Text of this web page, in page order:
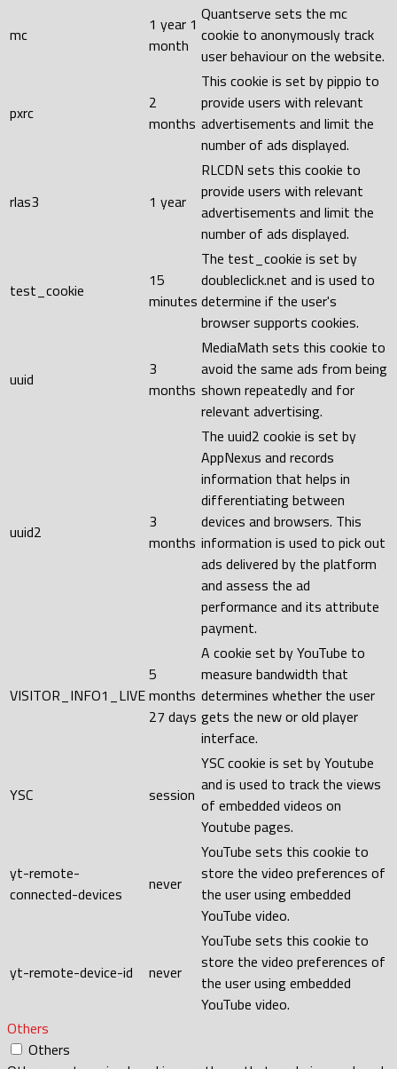
mc
1 year 1
month
Quantserve sets the mc
cookie to anonymously track
user behaviour on the website.
pxrc
2
months
This cookie is set by pippio to
provide users with relevant
advertisements and limit the
number of ads displayed.
rlas3 1 year
RLCDN sets this cookie to
provide users with relevant
advertisements and limit the
number of ads displayed.
test_cookie
15
minutes
The test_cookie is set by
doubleclick.net and is used to
determine if the user's
browser supports cookies.
uuid
3
months
MediaMath sets this cookie to
avoid the same ads from being
shown repeatedly and for
relevant advertising.
uuid2
3
months
The uuid2 cookie is set by
AppNexus and records
information that helps in
differentiating between
devices and browsers. This
information is used to pick out
ads delivered by the platform
and assess the ad
performance and its attribute
payment.
VISITOR_INFO1_LIVE
5
months
27 days
A cookie set by YouTube to
measure bandwidth that
determines whether the user
gets the new or old player
interface.
YSC session
YSC cookie is set by Youtube
and is used to track the views
of embedded videos on
Youtube pages.
yt-remote-
connected-devices
never
YouTube sets this cookie to
store the video preferences of
the user using embedded
YouTube video.
yt-remote-device-id never
YouTube sets this cookie to
store the video preferences of
the user using embedded
YouTube video.
Others
Others